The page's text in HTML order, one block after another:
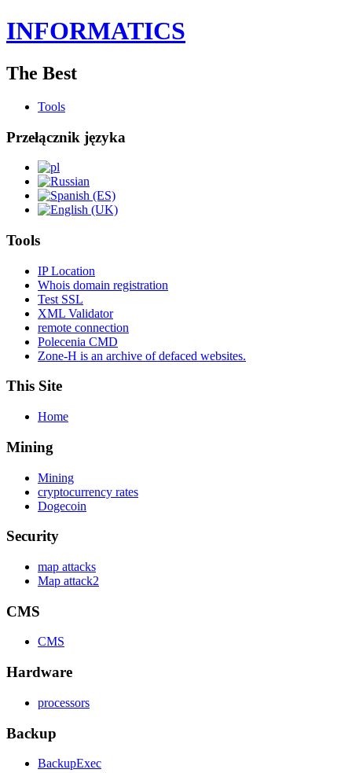
INFORMATICS
The Best
Tools
Przełącznik języka
Tools
IP Location
Whois domain registration
Test SSL
XML Validator
remote connection
Polecenia CMD
Zone-H is an archive of defaced websites.
This Site
Home
Mining
Mining
cryptocurrency rates
Dogecoin
Security
map attacks
Map attack2
CMS
CMS
Hardware
processors
Backup
BackupExec